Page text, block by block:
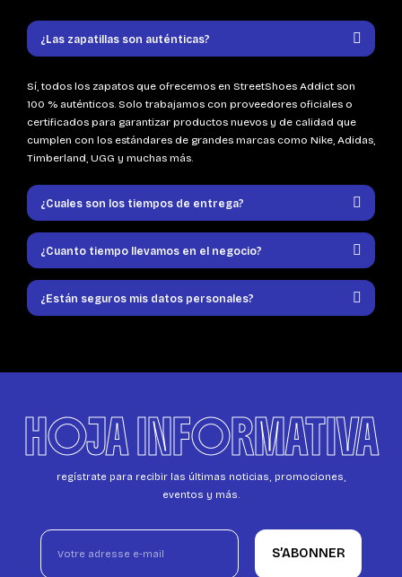
¿Las zapatillas son auténticas?
Sí, todos los zapatos que ofrecemos en StreetShoes Addict son
100 % auténticos. Solo trabajamos con proveedores oficiales o
certificados para garantizar productos nuevos y de calidad que
cumplen con los estándares de grandes marcas como Nike, Adidas,
Timberland, UGG y muchas más.
¿Cuales son los tiempos de entrega?
¿Cuanto tiempo llevamos en el negocio?
¿Están seguros mis datos personales?
HOJA INFORMATIVA
regístrate para recibir las últimas noticias, promociones,
eventos y más.
S’ABONNER